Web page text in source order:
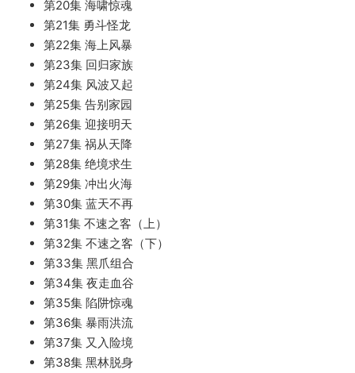
第20集 海啸惊魂
第21集 勇斗怪龙
第22集 海上风暴
第23集 回归家族
第24集 风波又起
第25集 告别家园
第26集 迎接明天
第27集 祸从天降
第28集 绝境求生
第29集 冲出火海
第30集 蓝天不再
第31集 不速之客（上）
第32集 不速之客（下）
第33集 黑爪组合
第34集 夜走血谷
第35集 陷阱惊魂
第36集 暴雨洪流
第37集 又入险境
第38集 黑林脱身